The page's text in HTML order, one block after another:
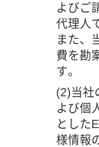
よびご
代理人
また、
費を勘
す。
(2)当社
よび個
とした
様情報